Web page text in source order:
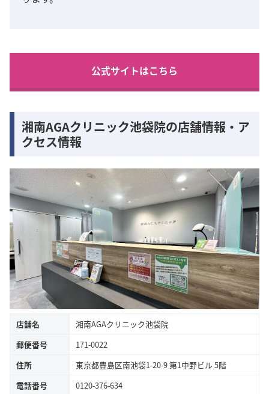
公式サイトはこちら
湘南AGAクリニック池袋院の店舗情報・ア
クセス情報
店舗名
湘南AGAクリニック池袋院
郵便番号
171-0022
住所
東京都豊島区南池袋1-20-9 第1中野ビル 5階
電話番号
0120-376-634